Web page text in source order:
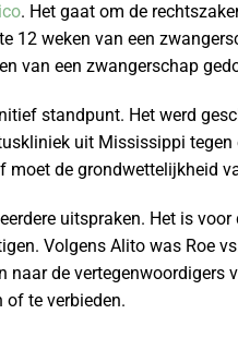
. Het gaat om de
12 weken van een
van een zwangerschap
standpunt. Het werd
uit Mississippi
de grondwettelijkheid
uitspraken. Het is voor
Volgens Alito was Roe
de vertegenwoordigers
of te verbieden.